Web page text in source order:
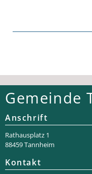
Gemeinde
Anschrift
Rathaus­platz 1
88459 Tannheim
Kontakt